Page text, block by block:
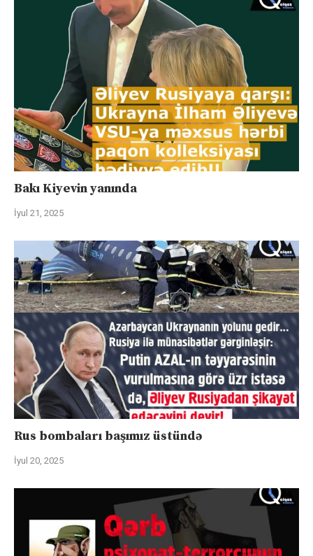
Bakı Kiyevin yanında
İyul 21, 2025
Rus bombaları başımız üstündə
İyul 20, 2025